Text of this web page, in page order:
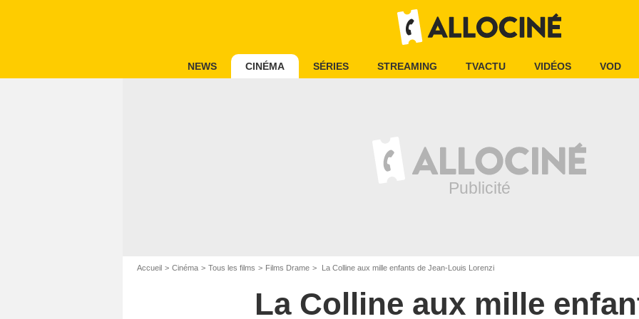
NEWS CINÉMA SÉRIES STREAMING TVACTU VIDÉOS VOD
Accueil Cinéma Tous les films Films Drame La Colline aux mille enfants de Jean-Louis Lorenzi
La Colline aux mille